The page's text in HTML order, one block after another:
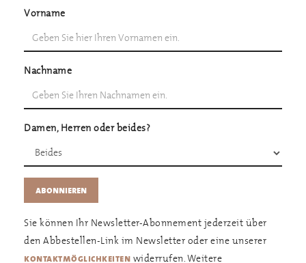
Vorname
Nachname
Damen, Herren oder beides?
Sie können Ihr Newsletter-Abonnement jederzeit über
den Abbestellen-Link im Newsletter oder eine unserer
kontaktmöglichkeiten widerrufen. Weitere